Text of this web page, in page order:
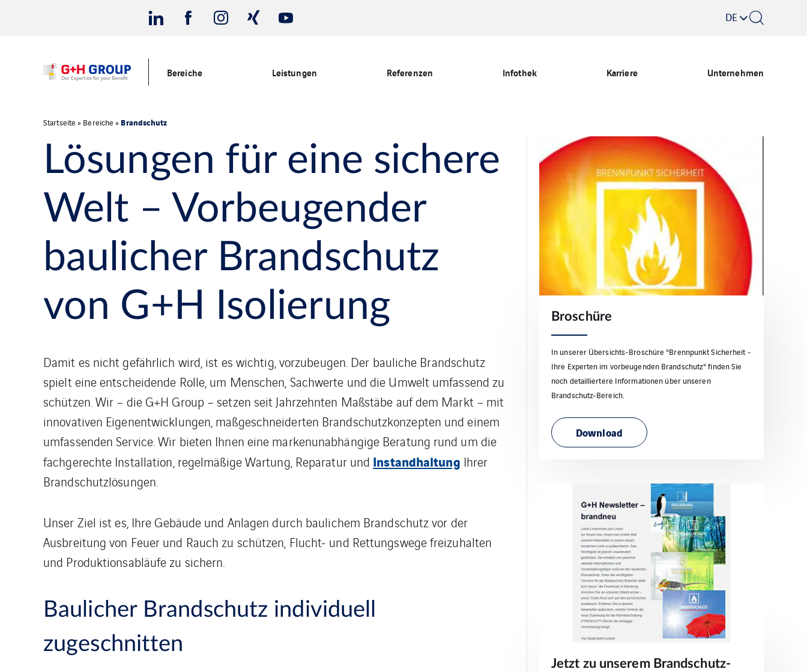
DE
Bereiche Leistungen Referenzen Infothek Karriere Unternehmen
Startseite » Bereiche » Brandschutz
Lösungen für eine sichere
Welt – Vorbeugender
baulicher Brandschutz
von G+H Isolierung
Damit es nicht gefährlich wird, ist es wichtig, vorzubeugen. Der bauliche Brandschutz
spielt eine entscheidende Rolle, um Menschen, Sachwerte und die Umwelt umfassend zu
schützen. Wir – die G+H Group – setzen seit Jahrzehnten Maßstäbe auf dem Markt – mit
innovativen Eigenentwicklungen, maßgeschneiderten Brandschutzkonzepten und einem
umfassenden Service. Wir bieten Ihnen eine markenunabhängige Beratung rund um die
fachgerechte Installation, regelmäßige Wartung, Reparatur und Instandhaltung Ihrer
Brandschutzlösungen.
Unser Ziel ist es, Ihre Gebäude und Anlagen durch baulichem Brandschutz vor der
Ausbreitung von Feuer und Rauch zu schützen, Flucht- und Rettungswege freizuhalten
und Produktionsabläufe zu sichern.
Baulicher Brandschutz individuell
zugeschnitten
Broschüre
In unserer Übersichts-Broschüre "Brennpunkt Sicherheit -
Ihre Experten im vorbeugenden Brandschutz" finden Sie
noch detailliertere Informationen über unseren
Brandschutz-Bereich.
Download
Jetzt zu unserem Brandschutz-